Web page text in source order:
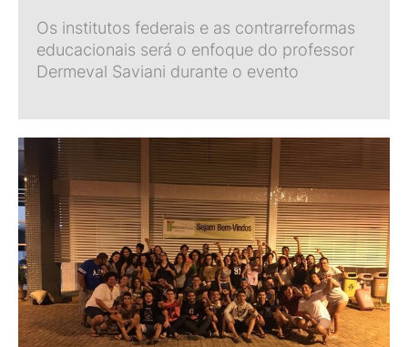
Os institutos federais e as contrarreformas
educacionais será o enfoque do professor
Dermeval Saviani durante o evento